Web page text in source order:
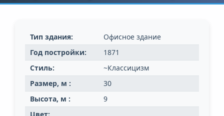
Тип здания:
Офисное здание
Год постройки:
1871
Стиль:
~Классицизм
Размер, м :
30
Высота, м :
9